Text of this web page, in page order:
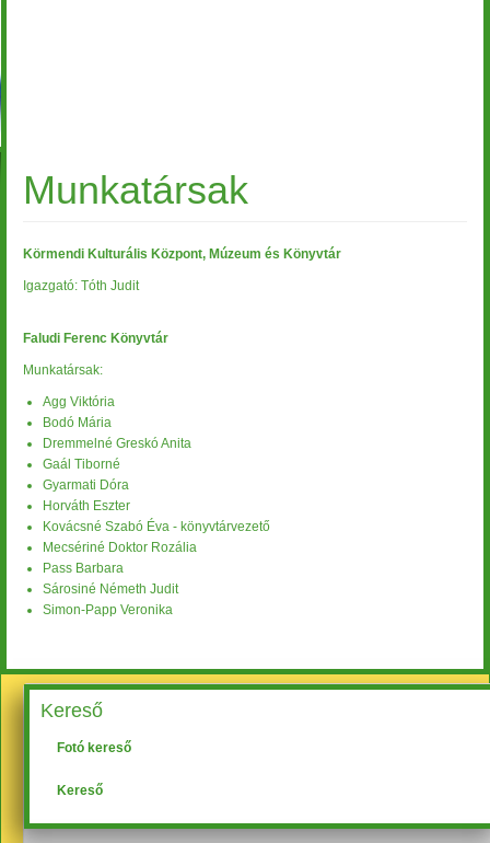
Munkatársak
Körmendi Kulturális Központ, Múzeum és Könyvtár
Igazgató: Tóth Judit
Faludi Ferenc Könyvtár
Munkatársak:
Agg Viktória
Bodó Mária
Dremmelné Greskó Anita
Gaál Tiborné
Gyarmati Dóra
Horváth Eszter
Kovácsné Szabó Éva - könyvtárvezető
Mecsériné Doktor Rozália
Pass Barbara
Sárosiné Németh Judit
Simon-Papp Veronika
Kereső
Fotó kereső
Kereső